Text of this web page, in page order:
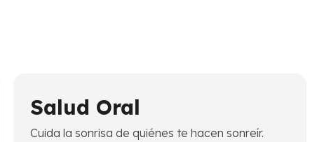
Salud Oral
Cuida la sonrisa de quiénes te hacen sonreír.